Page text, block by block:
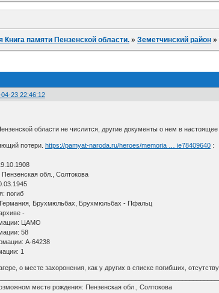
памяти Пензенской области. »Земетчинский район »
23 22:46:12
области не числится, другие документы о нем в
потери.https://pamyat-naroda.ru/heroes/memoria … ie78409640 :
обл., Солтокова
погиб
Брухмюльбах, Брухмюльбах - Пфальц
-
ЦАМО
58
A-64238
1
о месте захоронения, как у других в списке погибших,
месте рождения: Пензенская обл., Солтокова